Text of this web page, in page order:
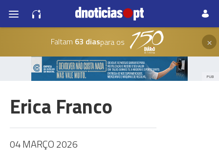
Faltam 63 diaspara os ×
PUB
Erica Franco
04 MARÇO 2026